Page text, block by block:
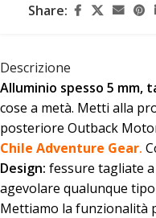
Share:
Descrizione
Alluminio spesso 5 mm,
cose a metà. Metti alla
posteriore Outback
Chile Adventure Gear.
Design: fessure tagliate
agevolare qualunque
Mettiamo la funzionalità